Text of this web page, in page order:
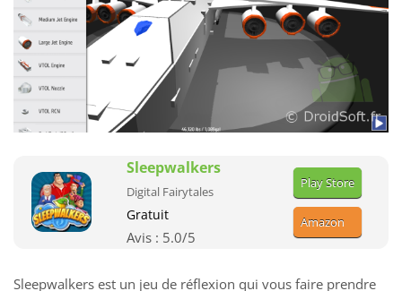
Sleepwalkers
Digital Fairytales
Gratuit
Avis : 5.0/5
Play Store
Amazon
Sleepwalkers est un jeu de réflexion qui vous faire prendre